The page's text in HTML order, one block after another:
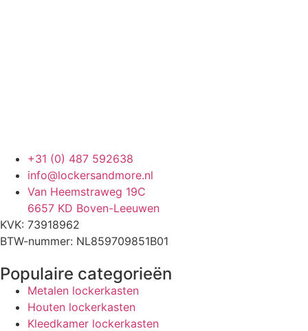
+31 (0) 487 592638
info@lockersandmore.nl
Van Heemstraweg 19C
6657 KD Boven-Leeuwen
KVK: 73918962
BTW-nummer: NL859709851B01
Populaire categorieën
Metalen lockerkasten
Houten lockerkasten
Kleedkamer lockerkasten